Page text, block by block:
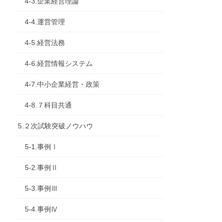
4-4.運営管理
4-5.経営法務
4-6.経営情報システム
4-7.中小企業経営・政策
4-8.７科目共通
5.２次試験突破ノウハウ
5-1.事例Ⅰ
5-2.事例Ⅱ
5-3.事例Ⅲ
5-4.事例Ⅳ